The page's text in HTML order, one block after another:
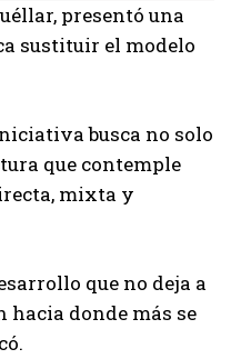
presentó una
sustituir el modelo
busca no solo
que contemple
mixta y
que no deja a
donde más se